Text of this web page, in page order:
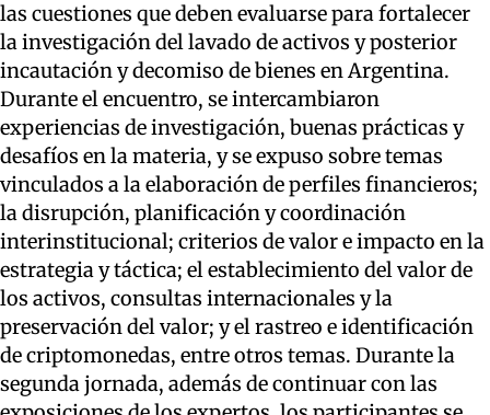
las cuestiones que deben evaluarse para fortalecer
la investigación del lavado de activos y posterior
incautación y decomiso de bienes en Argentina.
Durante el encuentro, se intercambiaron
experiencias de investigación, buenas prácticas y
desafíos en la materia, y se expuso sobre temas
vinculados a la elaboración de perfiles financieros;
la disrupción, planificación y coordinación
interinstitucional; criterios de valor e impacto en la
estrategia y táctica; el establecimiento del valor de
los activos, consultas internacionales y la
preservación del valor; y el rastreo e identificación
de criptomonedas, entre otros temas. Durante la
segunda jornada, además de continuar con las